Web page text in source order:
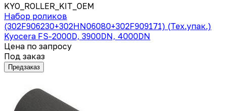
KYO_ROLLER_KIT_OEM
Набор роликов
(302F906230+302HN06080+302F909171) (Тех.упак.)
Kyocera FS-2000D, 3900DN, 4000DN
Цена по запросу
Под заказ
Предзаказ